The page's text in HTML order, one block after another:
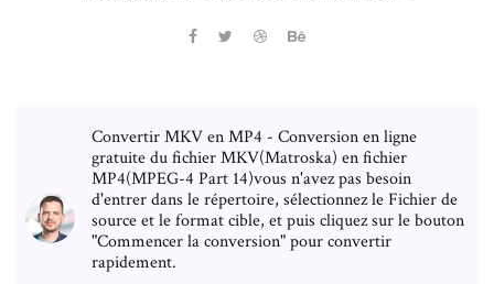
Convertir MKV en MP4 - Conversion en ligne
gratuite du fichier MKV(Matroska) en fichier
MP4(MPEG-4 Part 14)vous n'avez pas besoin
d'entrer dans le répertoire, sélectionnez le Fichier de
source et le format cible, et puis cliquez sur le bouton
"Commencer la conversion" pour convertir
rapidement.